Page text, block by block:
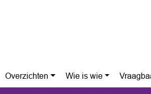
Overzichten Wie is wie